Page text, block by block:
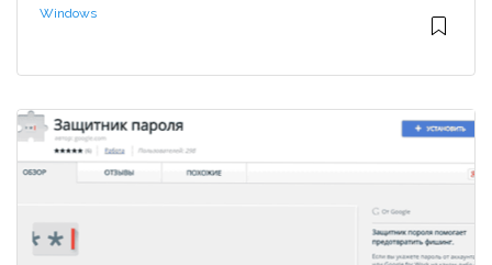
Windows